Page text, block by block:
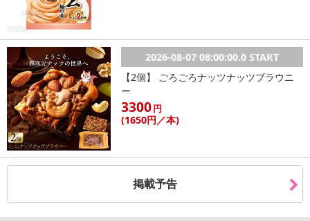
2026-08-07 08:00:00.0 START
【2個】 ごろごろナッツナッツブラウニ
ー
3300円
(1650円／本)
掲載予告